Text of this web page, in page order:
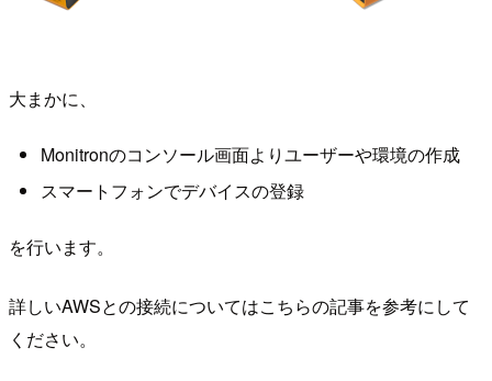
大まかに、
Monitronのコンソール画面よりユーザーや環境の作成
スマートフォンでデバイスの登録
を行います。
詳しいAWSとの接続についてはこちらの記事を参考にして
ください。